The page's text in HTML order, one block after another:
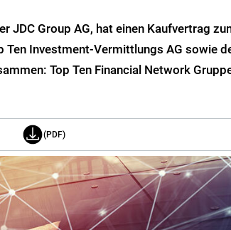
JDC Group AG, hat einen Kaufvertrag
Ten Investment-Vermittlungs AG sowie
Top Ten Financial Network
(PDF)